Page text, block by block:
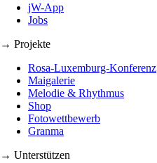
jW-App
Jobs
→ Projekte
Rosa-Luxemburg-Konferenz
Maigalerie
Melodie & Rhythmus
Shop
Fotowettbewerb
Granma
→ Unterstützen